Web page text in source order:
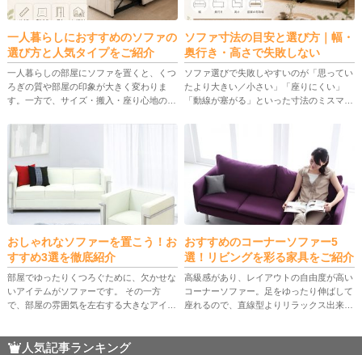
一人暮らしにおすすめのソファの
選び方と人気タイプをご紹介
一人暮らしの部屋にソファを置くと、くつ
ろぎの質や部屋の印象が大きく変わりま
す。一方で、サイズ・搬入・座り心地のミ
「手入れが面倒」と後悔しがちです。 こ
の記事では、失敗しない選び方の基準 […]
ソファ寸法の目安と選び方｜幅・
奥行き・高さで失敗しない
ソファ選びで失敗しやすいのが「思ってい
たより大きい／小さい」「座りにくい」
「動線が塞がる」といった寸法のミスマッ
おしゃれなソファーを置こう！お
すすめ3選を徹底紹介
部屋でゆったりくつろぐために、欠かせな
いアイテムがソファーです。 その一方
で、部屋の雰囲気を左右する大きなアイテ
ファーとその選び方を紹介します。 […]
おすすめのコーナーソファー5
選！リビングを彩る家具をご紹介
高級感があり、レイアウトの自由度が高い
コーナーソファー。足をゆったり伸ばして
座れるので、直線型よりリラックス出来る
人気記事ランキング